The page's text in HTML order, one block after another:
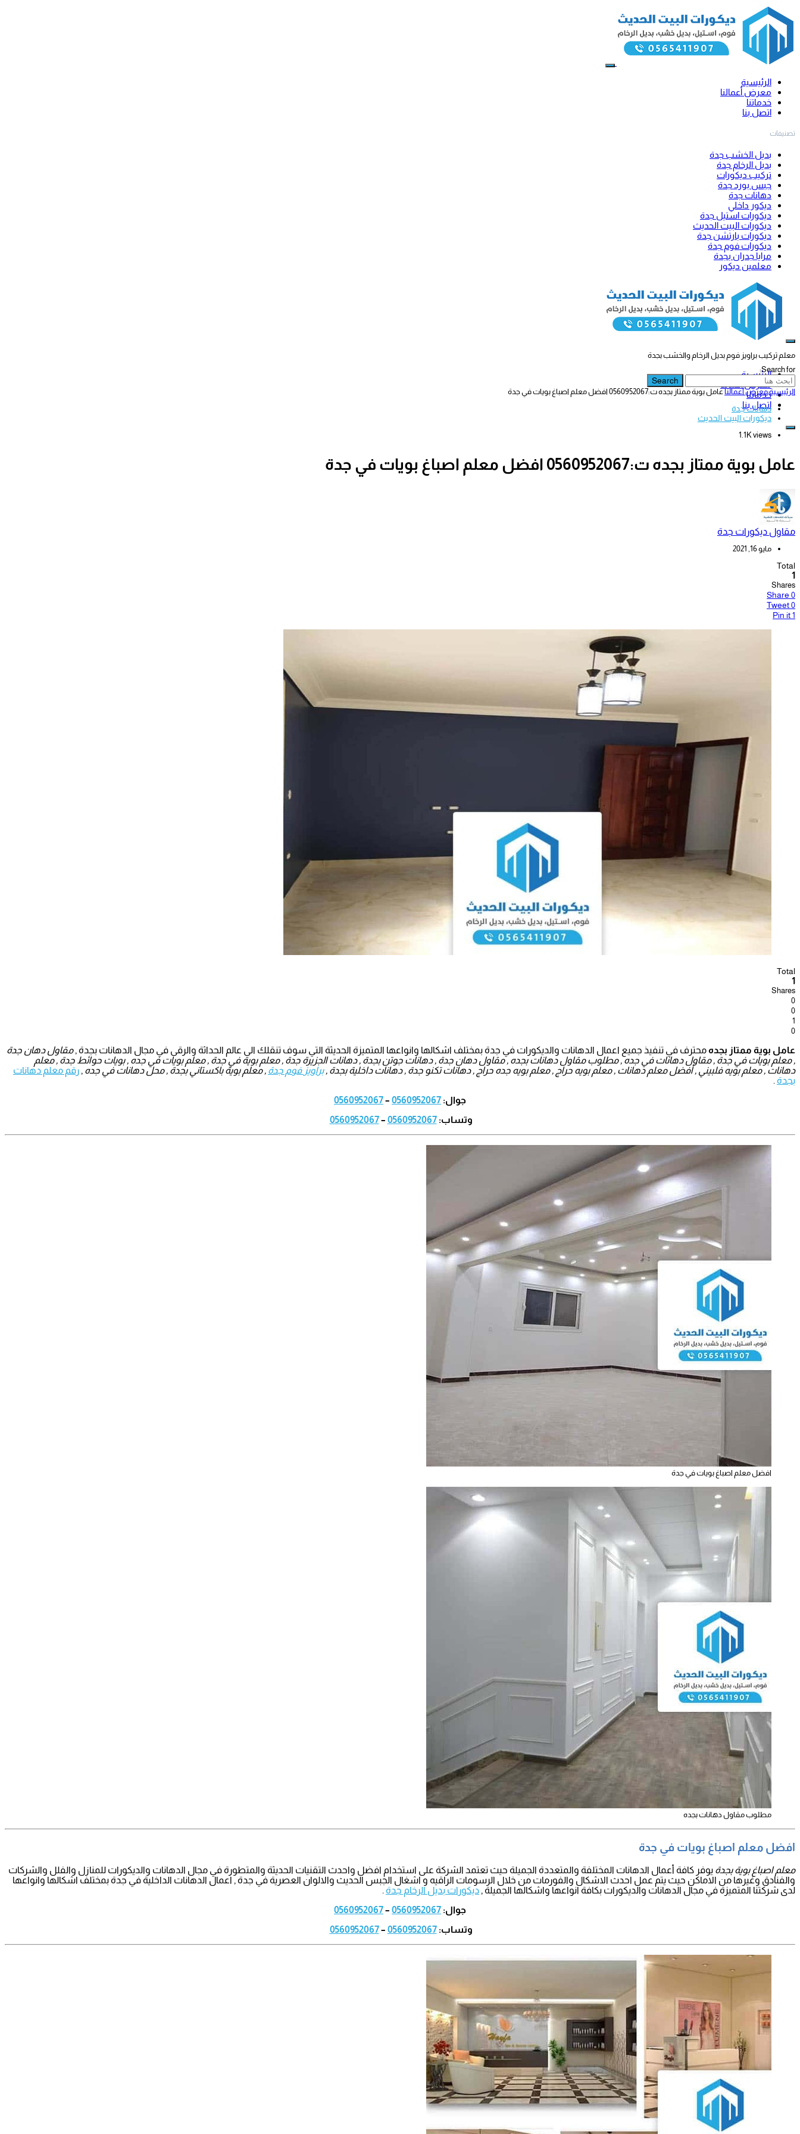
الرئيسية
معرض أعمالنا
خدماتنا
اتصل بنا
تصنيفات
بديل الخشب جدة
بديل الرخام جدة
تركيب ديكورات
جبس بورد جدة
دهانات جدة
ديكور داخلي
ديكورات استيل جدة
ديكورات البيت الحديث
ديكورات بارتشن جدة
ديكورات فوم جدة
مرايا جدران بجدة
معلمين ديكور
معلم تركيب براويز فوم بديل الرخام والخشب بجدة
الرئيسية
معرض أعمالنا
خدماتنا
اتصل بنا
Search for:
Search
الرئيسيةمعرض أعمالناعامل بوية ممتاز بجده ت:0560952067 افضل معلم اصباغ بويات في جدة
دهانات جدة
ديكورات البيت الحديث
1.1K views
عامل بوية ممتاز بجده ت:0560952067 افضل معلم اصباغ بويات في جدة
مقاول ديكورات جدة
مايو 16, 2021
Total
1
Shares
Share 0
Tweet 0
Pin it 1
Total
1
Shares
0
0
1
0
عامل بوية ممتاز بجده محترف في تنفيذ جميع اعمال الدهانات والديكورات في جدة بمختلف اشكالها وانواعها المتميزة الحديثة التي سوف تنقلك الى عالم الحداثة والرقى في مجال الدهانات بجدة ,مقاول دهان جدة
, معلم بويات في جدة , مقاول دهانات في جده , مطلوب مقاول دهانات بجده , مقاول دهان جدة , دهانات جوتن بجدة , دهانات الجزيرة جدة , معلم بوية في جدة , معلم بويات في جده , بويات حوائط جدة , معلم
دهانات , معلم بويه فلبيني , أفضل معلم دهانات , معلم بويه حراج , معلم بويه جده حراج , دهانات تكنو جدة , دهانات داخلية بجدة ,براويز فوم جدة , معلم بوية باكستاني بجدة , محل دهانات في جده , رقم معلم دهانات
بجدة .
جوال: 0560952067
–
0560952067
وتساب:0560952067
–
0560952067
افضل معلم اصباغ بويات في جدة
مطلوب مقاول دهانات بجده
افضل معلم اصباغ بويات في جدة
معلم اصباغ بوية بجدة يوفر كافة أعمال الدهانات المختلفة والمتعددة الجميلة حيث تعتمد الشركة على استخدام افضل واحدث التقنيات الحديثة والمتطورة في مجال الدهانات والديكورات للمنازل والفلل والشركات
والفنادق وغيرها من الاماكن حيث يتم عمل احدث الاشكال والفورمات من خلال الرسومات الراقيه و اشغال الجبس الحديث والالوان العصرية في جدة , اعمال الدهانات الداخلية في جدة بمختلف اشكالها وانواعها
لدى شركتنا المتميزة في مجال الدهانات والديكورات بكافة انواعها واشكالها الجميلة , ديكورات بديل الرخام جدة .
جوال: 0560952067
–
0560952067
وتساب:0560952067
–
0560952067